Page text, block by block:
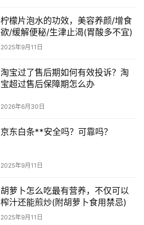
柠檬片泡水的功效，美容养颜/增食
欲/缓解便秘/生津止渴(胃酸多不宜)
2025年9月11日
淘宝过了售后期如何有效投诉？淘
宝超过售后保障期怎么办
2026年6月30日
京东白条**安全吗？可靠吗？
2025年9月11日
胡萝卜怎么吃最有营养，不仅可以
榨汁还能煎炒(附胡萝卜食用禁忌)
2025年9月11日